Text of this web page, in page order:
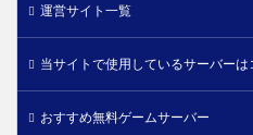
運営サイト一覧
当サイトで使用しているサーバーは
おすすめ無料ゲームサーバー